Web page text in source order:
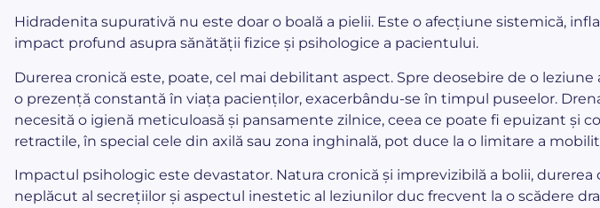
Hidradenita supurativă nu este doar o boală a pielii. Este o afecțiune sistemică,
impact profund asupra sănătății fizice și psihologice a pacientului.
Durerea cronică este, poate, cel mai debilitant aspect. Spre deosebire de o leziune
o prezență constantă în viața pacienților, exacerbându-se în timpul puseelor.
necesită o igienă meticuloasă și pansamente zilnice, ceea ce poate fi epuizant și
retractile, în special cele din axilă sau zona inghinală, pot duce la o limitare a
Impactul psihologic este devastator. Natura cronică și imprevizibilă a bolii, durerea
neplăcut al secrețiilor și aspectul inestetic al leziunilor duc frecvent la o scădere